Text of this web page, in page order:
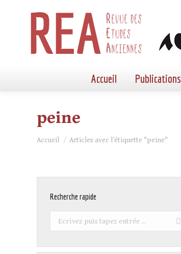
Accueil Publications
peine
Vous êtes ici :
Accueil Articles avec l’étiquette "peine"
Recherche rapide
Recherche